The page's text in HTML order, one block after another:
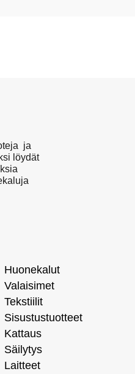
ja
löydät
Huonekalut
Valaisimet
Tekstiilit
Sisustustuotteet
Kattaus
Säilytys
Laitteet